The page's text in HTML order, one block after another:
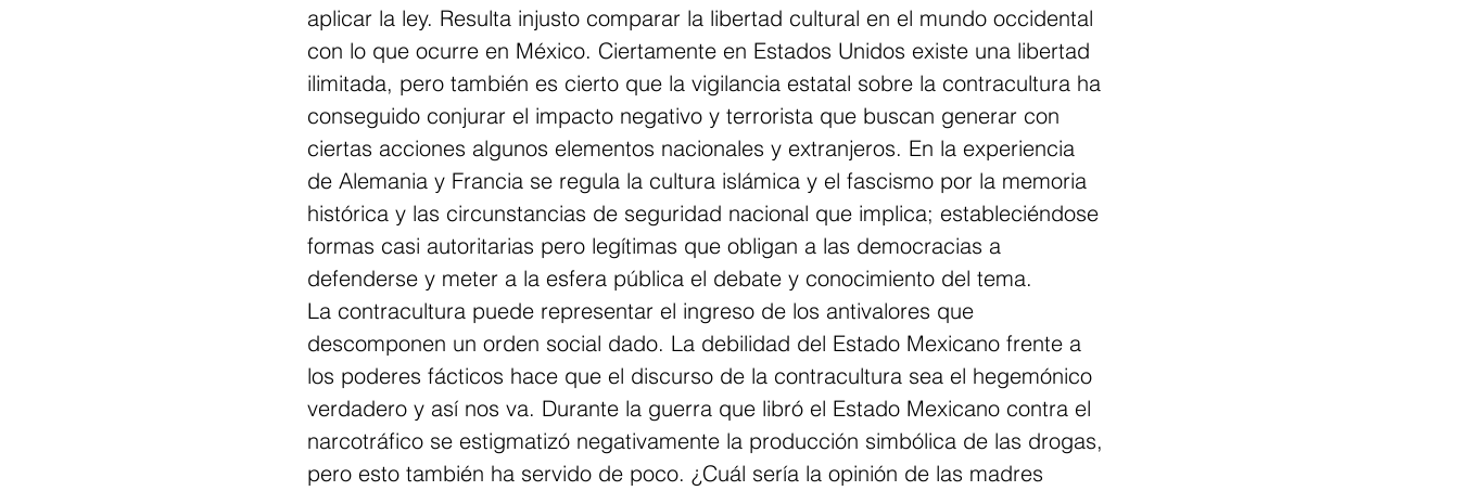
aplicar la ley. Resulta injusto comparar la libertad cultural en el mundo occidental
con lo que ocurre en México. Ciertamente en Estados Unidos existe una libertad
ilimitada, pero también es cierto que la vigilancia estatal sobre la contracultura ha
conseguido conjurar el impacto negativo y terrorista que buscan generar con
ciertas acciones algunos elementos nacionales y extranjeros. En la experiencia
de Alemania y Francia se regula la cultura islámica y el fascismo por la memoria
histórica y las circunstancias de seguridad nacional que implica; estableciéndose
formas casi autoritarias pero legítimas que obligan a las democracias a
defenderse y meter a la esfera pública el debate y conocimiento del tema.
La contracultura puede representar el ingreso de los antivalores que
descomponen un orden social dado. La debilidad del Estado Mexicano frente a
los poderes fácticos hace que el discurso de la contracultura sea el hegemónico
verdadero y así nos va. Durante la guerra que libró el Estado Mexicano contra el
narcotráfico se estigmatizó negativamente la producción simbólica de las drogas,
pero esto también ha servido de poco. ¿Cuál sería la opinión de las madres